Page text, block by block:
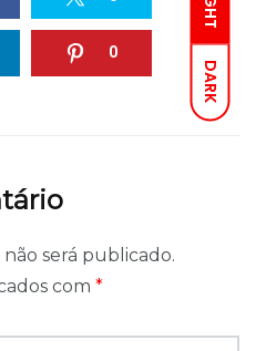
DARK
0
será publicado.
com *